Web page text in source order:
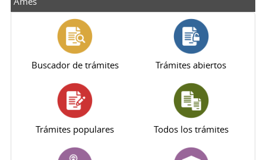
Buscador de trámites Trámites abiertos
Trámites populares Todos los trámites